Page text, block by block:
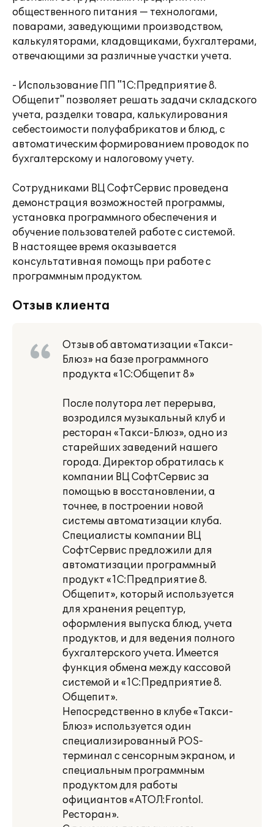
общественного питания — технологами,
поварами, заведующими производством,
калькуляторами, кладовщиками, бухгалтерами,
отвечающими за различные участки учета.
- Использование ПП "1C:Предприятие 8.
Общепит" позволяет решать задачи складского
учета, разделки товара, калькулирования
себестоимости полуфабрикатов и блюд, с
автоматическим формированием проводок по
бухгалтерскому и налоговому учету.
Сотрудниками ВЦ СофтСервис проведена
демонстрация возможностей программы,
установка программного обеспечения и
обучение пользователей работе с системой.
В настоящее время оказывается
консультативная помощь при работе с
программным продуктом.
Отзыв клиента
Отзыв об автоматизации «Такси-
Блюз» на базе программного
продукта «1С:Общепит 8»
После полутора лет перерыва,
возродился музыкальный клуб и
ресторан «Такси-Блюз», одно из
старейших заведений нашего
города. Директор обратилась к
компании ВЦ СофтСервис за
помощью в восстановлении, а
точнее, в построении новой
системы автоматизации клуба.
Специалисты компании ВЦ
СофтСервис предложили для
автоматизации программный
продукт «1С:Предприятие 8.
Общепит», который используется
для хранения рецептур,
оформления выпуска блюд, учета
продуктов, и для ведения полного
бухгалтерского учета. Имеется
функция обмена между кассовой
системой и «1С:Предприятие 8.
Общепит».
Непосредственно в клубе «Такси-
Блюз» используется один
специализированный POS-
терминал с сенсорным экраном, и
специальным программным
продуктом для работы
официантов «АТОЛ:Frontol.
Ресторан».